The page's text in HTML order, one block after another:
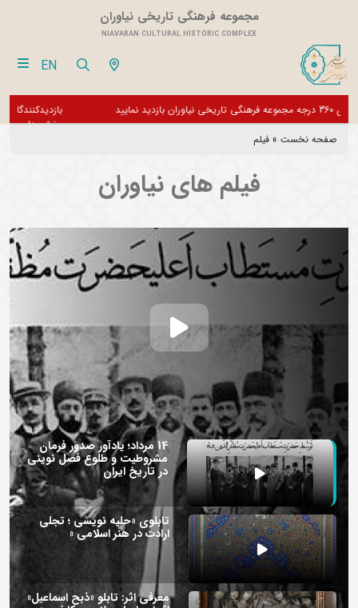
مجموعه فرهنگی تاریخی نیاوران
NIAVARAN CULTURAL HISTORIC COMPLEX
EN
از تور مجازی 360 درجه مجموعه فرهنگی تاریخی نیاوران بازدید نمایید
صفحه نخست » فیلم
فیلم های نیاوران
14 مرداد؛ یادآور صدور فرمان
مشروطیت و طلوع فصل نوینی
در تاریخ ایران
تابلوی «حلیه نویسی ؛ تجلی
ارادت در هنر اسلامی »
معرفی اثر: تابلو «ذبح اسماعیل»